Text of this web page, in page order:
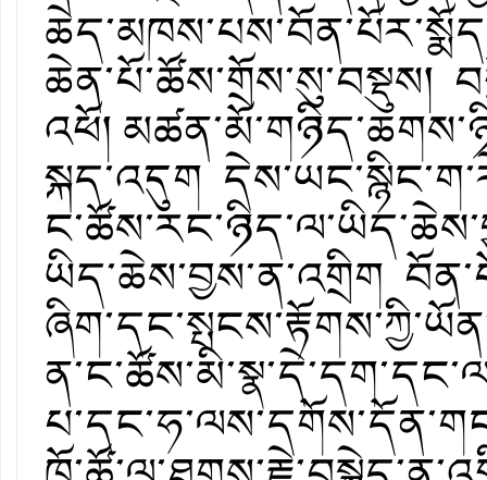
ཆེན་པོ་ཚོས་གྲོས་སུ་བསྡུས།
འཕོ།
སྐད་འདུག
ཡིད་ཆེས་བྱས་ན་འགྲིག